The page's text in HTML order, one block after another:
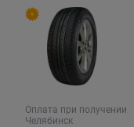
Оплата при получении
Челябинск